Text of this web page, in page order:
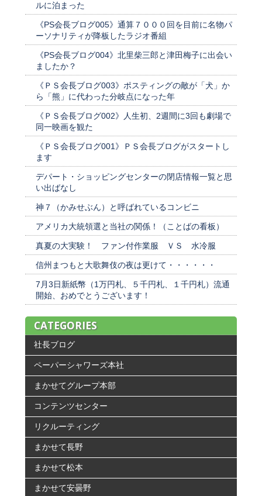
ルに泊まった
《PS会長ブログ005》通算７０００回を目前に名物パ
ーソナリティが降板したラジオ番組
《PS会長ブログ004》北里柴三郎と津田梅子に出会い
ましたか？
《ＰＳ会長ブログ003》ポスティングの敵が「犬」か
ら「熊」に代わった分岐点になった年
《ＰＳ会長ブログ002》人生初、2週間に3回も劇場で
同一映画を観た
《ＰＳ会長ブログ001》ＰＳ会長ブログがスタートし
ます
デパート・ショッピングセンターの閉店情報一覧と思
い出ばなし
神７（かみせぶん）と呼ばれているコンビニ
アメリカ大統領選と当社の関係！（ことばの看板）
真夏の大実験！ ファン付作業服 ＶＳ 水冷服
信州まつもと大歌舞伎の夜は更けて・・・・・・
7月3日新紙幣（1万円札、５千円札、１千円札）流通
開始、おめでとうございます！
CATEGORIES
社長ブログ
ペーパーシャワーズ本社
まかせてグループ本部
コンテンツセンター
リクルーティング
まかせて長野
まかせて松本
まかせて安曇野